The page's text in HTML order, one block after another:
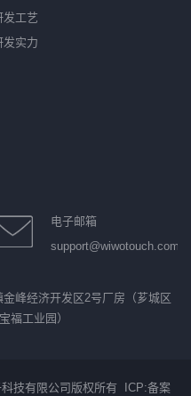
发工艺
发实力
电子邮箱
support@wiwotouch.com
峰经济开发区2号厂房（芗城区
福工业园）
技有限公司版权所有 ICP:备案